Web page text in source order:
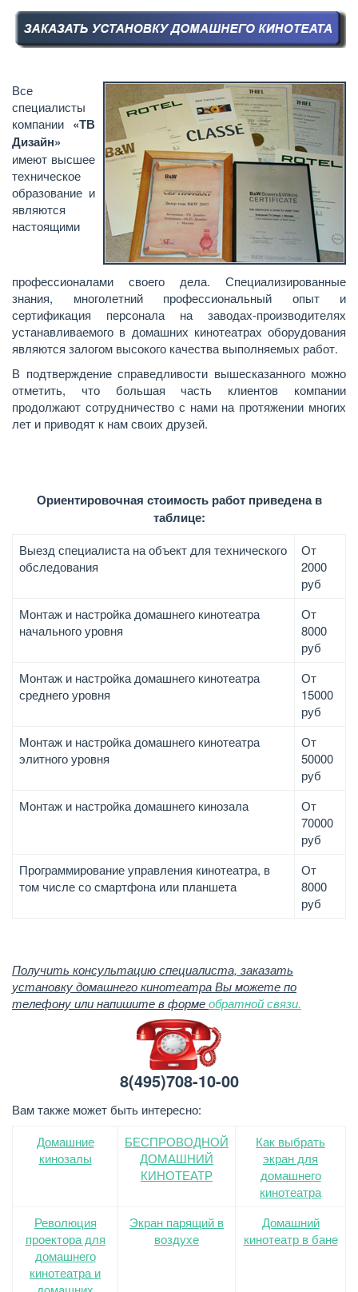
Все
специалисты
компании «ТВ
Дизайн»
имеют высшее
техническое
образование и
являются
настоящими
профессионалами своего дела. Специализированные
знания, многолетний профессиональный опыт и
сертификация персонала на заводах-производителях
устанавливаемого в домашних кинотеатрах оборудования
являются залогом высокого качества выполняемых работ.
В подтверждение справедливости вышесказанного можно
отметить, что большая часть клиентов компании
продолжают сотрудничество с нами на протяжении многих
лет и приводят к нам своих друзей.
Ориентировочная стоимость работ приведена в
таблице:
Выезд специалиста на объект для технического
обследования
От
2000
руб
Монтаж и настройка домашнего кинотеатра
начального уровня
От
8000
руб
Монтаж и настройка домашнего кинотеатра
среднего уровня
От
15000
руб
Монтаж и настройка домашнего кинотеатра
элитного уровня
От
50000
руб
Монтаж и настройка домашнего кинозала
От
70000
руб
Программирование управления кинотеатра, в
том числе со смартфона или планшета
От
8000
руб
Получить консультацию специалиста, заказать
установку домашнего кинотеатра Вы можете по
телефону или напишите в формеобратной связи.
8(495)708-10-00
Вам также может быть интересно:
Домашние
кинозалы
БЕСПРОВОДНОЙ
ДОМАШНИЙ
КИНОТЕАТР
Как выбрать
экран для
домашнего
кинотеатра
Революция
проектора для
домашнего
кинотеатра и
Экран парящий в
воздухе
Домашний
кинотеатр в бане